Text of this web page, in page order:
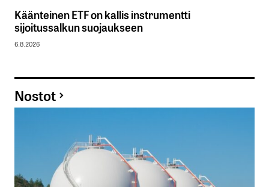
Käänteinen ETF on kallis instrumentti
sijoitussalkun suojaukseen
6.8.2026
Nostot